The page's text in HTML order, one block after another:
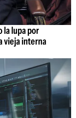
la lupa por
vieja interna